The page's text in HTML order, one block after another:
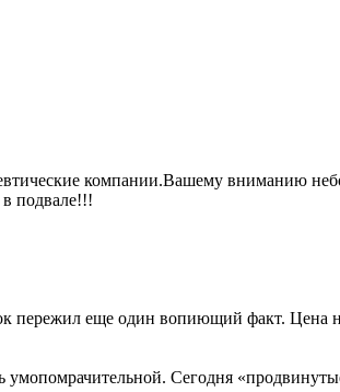
компании.Вашему вниманию
в подвале!!!
пережил еще один вопиющий факт. Цена
умопомрачительной. Сегодня